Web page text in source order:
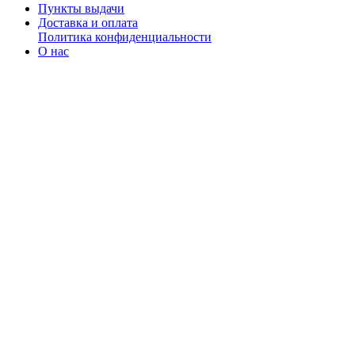
Пункты выдачи
Доставка и оплата
Политика конфиденциальности
О нас